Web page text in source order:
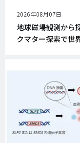
公
開
日
2026年08月07日
地球磁場観測から
クマター探索で世